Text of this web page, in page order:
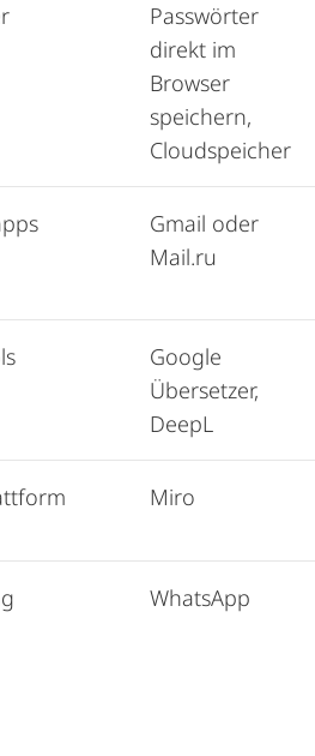
Passwörter
direkt im
Browser
speichern,
Cloudspeicher
Gmail oder
Mail.ru
Google
Übersetzer,
DeepL
Miro
WhatsApp